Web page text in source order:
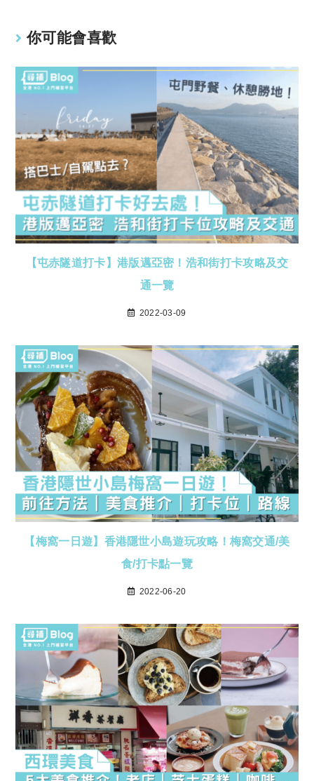
你可能會喜歡
【屯赤隧道打卡】港版邁亞密！浩和街打卡攻略及交
通一覽
2022-03-09
【梅窩一日遊】香港隱世小島遊玩攻略！梅窩交通/美
食/打卡點一覽
2022-06-20